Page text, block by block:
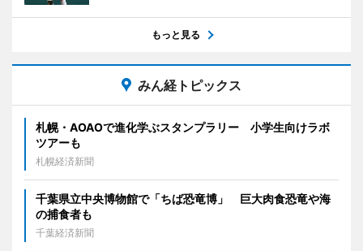
もっと見る
みん経トピックス
札幌・AOAOで進化学ぶスタンプラリー 小学生向けラボ
ツアーも
札幌経済新聞
千葉県立中央博物館で「ちば恐竜博」 巨大肉食恐竜や海
の捕食者も
千葉経済新聞